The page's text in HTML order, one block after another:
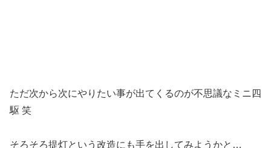
ただ次から次にやりたい事が出てくるのが不思議なミニ四
駆 笑
そろそろ提灯という改造にも手を出してみようかと…